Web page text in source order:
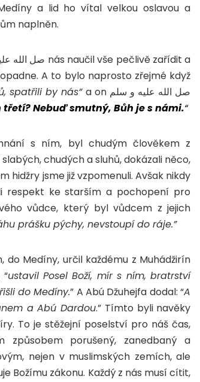
a lid ho vítal velkou oslavou a
naplněn.
A to bylo naprosto zřejmé když
spatřili by nás” a on صل الله عليه و سلم
Nebuď smutný, Bůh je s námi.“
s ním, byl chudým člověkem z
chudých a sluhů, dokázali něco,
hidžry jsme již vzpomenuli. Avšak nikdy
respekt ke starším a pochopení pro
vůdce, který byl vůdcem z jejich
prášku pýchy, nevstoupí do ráje.”
Medíny, určil každému z Muhádžirín
ustavil Posel Boží, mír s ním, bratrství
do Medíny.” A Abú Džuhejfa dodal: “A
a Abú Dardou.” Tímto byli navěky
To je stěžejní poselství pro náš čas,
porušený, zanedbaný a
nejen v muslimských zemích, ale
Božímu zákonu. Každý z nás musí cítit,